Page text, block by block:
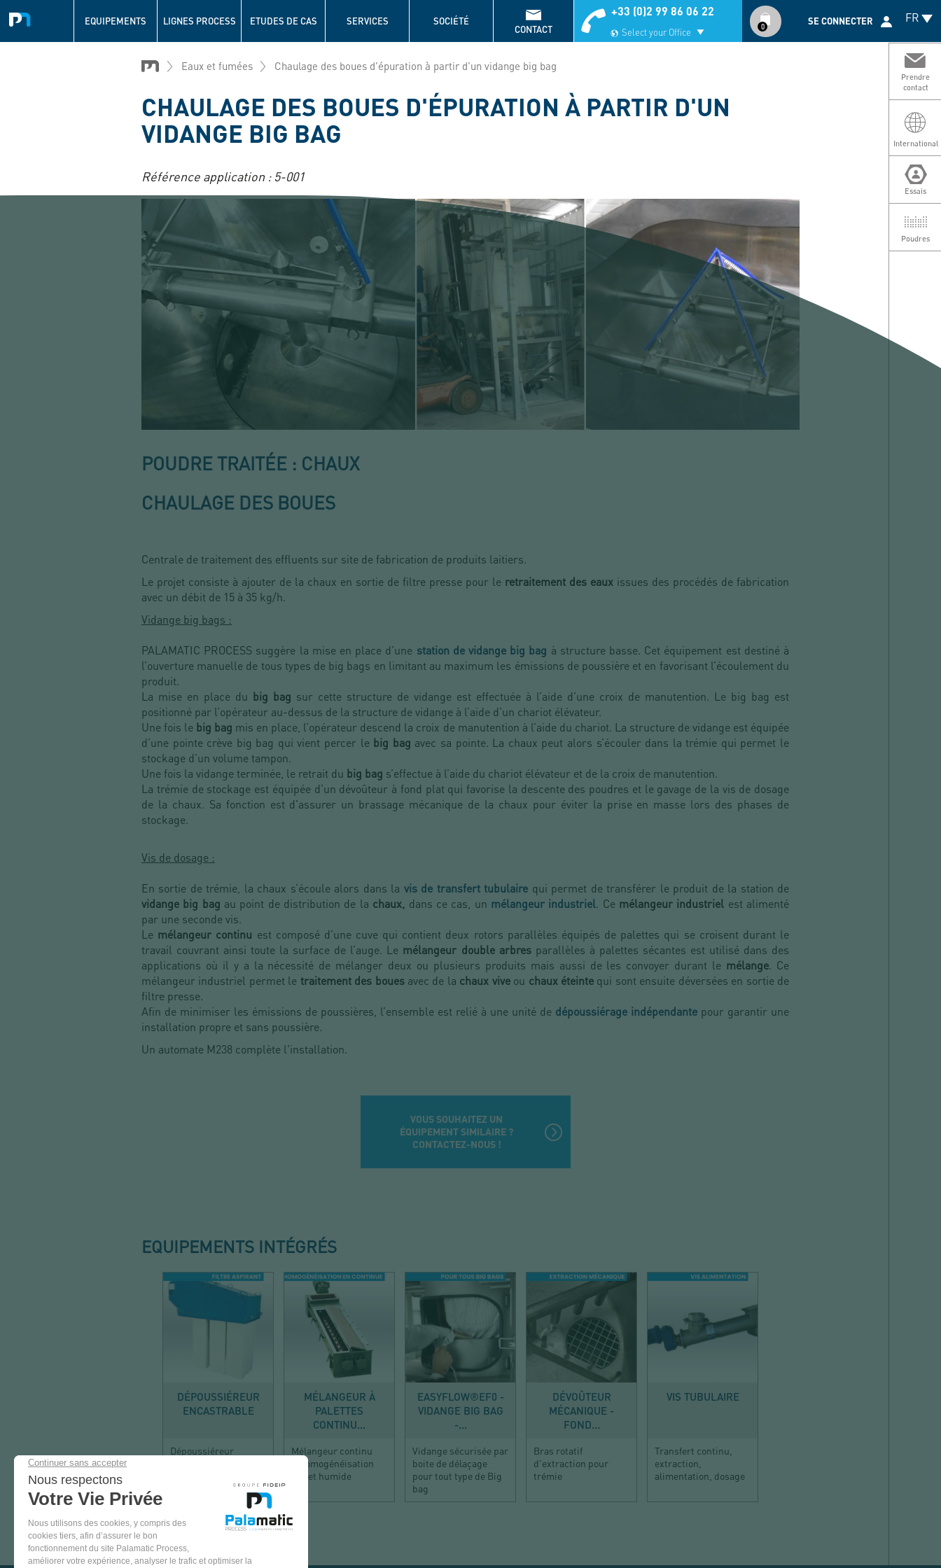
FR
principale
EQUIPEMENTS LIGNES PROCESS ETUDES DE CAS SERVICES SOCIÉTÉ
CONTACT
+33 (0)2 99 86 06 22
Select your Office 0
utilisateur
SE CONNECTER
Prendre
contact
International
Essais
Poudres
Eaux et fumées Chaulage des boues d'épuration à partir d'un vidange big bag
CHAULAGE DES BOUES D'ÉPURATION À PARTIR D'UN
VIDANGE BIG BAG
Référence application : 5-001
POUDRE TRAITÉE : CHAUX
CHAULAGE DES BOUES
Centrale de traitement des effluents sur site de fabrication de produits laitiers.
Le projet consiste à ajouter de la chaux en sortie de filtre presse pour le retraitement des eaux issues des procédés de fabrication
avec un débit de 15 à 35 kg/h.
Vidange big bags :
PALAMATIC PROCESS suggère la mise en place d’une station de vidange big bag à structure basse. Cet équipement est destiné à
l’ouverture manuelle de tous types de big bags en limitant au maximum les émissions de poussière et en favorisant l’écoulement du
produit.
La mise en place du big bag sur cette structure de vidange est effectuée à l’aide d’une croix de manutention. Le big bag est
positionné par l’opérateur au-dessus de la structure de vidange à l’aide d’un chariot élévateur.
Une fois le big bag mis en place, l’opérateur descend la croix de manutention à l’aide du chariot. La structure de vidange est équipée
d’une pointe crève big bag qui vient percer le big bag avec sa pointe. La chaux peut alors s’écouler dans la trémie qui permet le
stockage d’un volume tampon.
Une fois la vidange terminée, le retrait du big bag s’effectue à l’aide du chariot élévateur et de la croix de manutention.
La trémie de stockage est équipée d’un dévoûteur à fond plat qui favorise la descente des poudres et le gavage de la vis de dosage
de la chaux. Sa fonction est d'assurer un brassage mécanique de la chaux pour éviter la prise en masse lors des phases de
stockage.
Vis de dosage :
En sortie de trémie, la chaux s’écoule alors dans la vis de transfert tubulaire qui permet de transférer le produit de la station de
vidange big bag au point de distribution de la chaux, dans ce cas, un mélangeur industriel. Cemélangeur industriel est alimenté
par une seconde vis.
Le mélangeur continu est composé d’une cuve qui contient deux rotors parallèles équipés de palettes qui se croisent durant le
travail couvrant ainsi toute la surface de l’auge. Le mélangeur double arbresparallèles à palettes sécantes est utilisé dans des
applications où il y a la nécessité de mélanger deux ou plusieurs produits mais aussi de les convoyer durant le mélange. Ce
mélangeur industriel permet le traitement des bouesavec de la chaux viveou chaux éteinte qui sont ensuite déversées en sortie de
filtre presse.
Afin de minimiser les émissions de poussières, l’ensemble est relié à une unité de dépoussiérage indépendante pour garantir une
installation propre et sans poussière.
Un automate M238 complète l'installation.
VOUS SOUHAITEZ UN
ÉQUIPEMENT SIMILAIRE ?
CONTACTEZ-NOUS !
EQUIPEMENTS INTÉGRÉS
DÉPOUSSIÉRER
DÉPOUSSIÉREUR
ENCASTRABLE
Dépoussiéreur
MÉLANGER
MÉLANGEUR À
PALETTES
CONTINU...
Mélangeur continu
d'homogénéisation
sec et humide
VIDER
EASYFLOW®EF0 -
VIDANGE BIG BAG
-...
Vidange sécurisée par
boite de délaçage
pour tout type de Big
bag
VIDER
DÉVOÛTEUR
MÉCANIQUE -
FOND...
Bras rotatif
d'extraction pour
trémie
TRANSFÉRER
VIS TUBULAIRE
Transfert continu,
extraction,
alimentation, dosage
VENEZ